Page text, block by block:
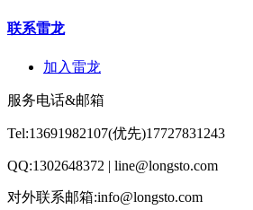
联系雷龙
加入雷龙
服务电话&邮箱
Tel:13691982107(优先)17727831243
QQ:1302648372 | line@longsto.com
对外联系邮箱:info@longsto.com